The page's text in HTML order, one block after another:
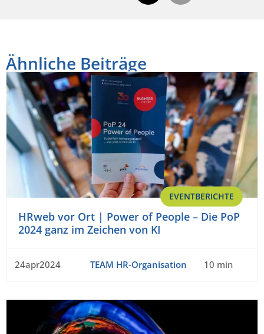
Ähnliche Beiträge
EVENTBERICHTE
HRweb vor Ort | Power of People – Die PoP
2024 ganz im Zeichen von KI
24apr2024 TEAM HR-Organisation 10 min